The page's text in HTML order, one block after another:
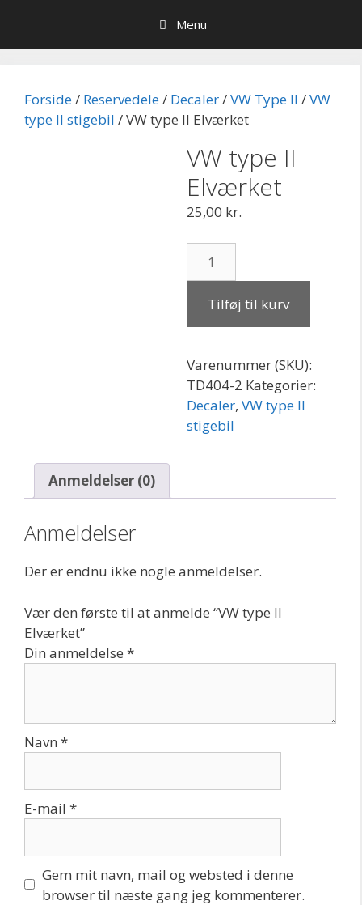
indhold
Menu
Forside/ Reservedele/ Decaler/VW Type II /VW
type II stigebil / VW type II Elværket
VW type II
Elværket
25,00 kr.
type
Elværket
antal
Tilføj til kurv
Varenummer (SKU):
TD404-2 Kategorier:
Decaler, VW type II
stigebil
Anmeldelser (0)
Anmeldelser
Der er endnu ikke nogle anmeldelser.
Vær den første til at anmelde “VW type II
Elværket”
Din anmeldelse *
Navn *
E-mail *
Gem mit navn, mail og websted i denne
browser til næste gang jeg kommenterer.